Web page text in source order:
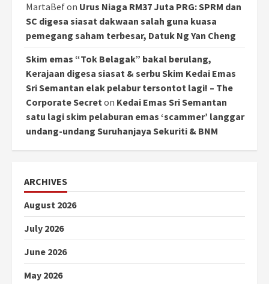
MartaBefon Urus Niaga RM37 Juta PRG: SPRM dan
SC digesa siasat dakwaan salah guna kuasa
pemegang saham terbesar, Datuk Ng Yan Cheng
Skim emas “Tok Belagak” bakal berulang,
Kerajaan digesa siasat & serbu Skim Kedai Emas
Sri Semantan elak pelabur tersontot lagi! – The
Corporate Secreton Kedai Emas Sri Semantan
satu lagi skim pelaburan emas ‘scammer’ langgar
undang-undang Suruhanjaya Sekuriti & BNM
ARCHIVES
August 2026
July 2026
June 2026
May 2026